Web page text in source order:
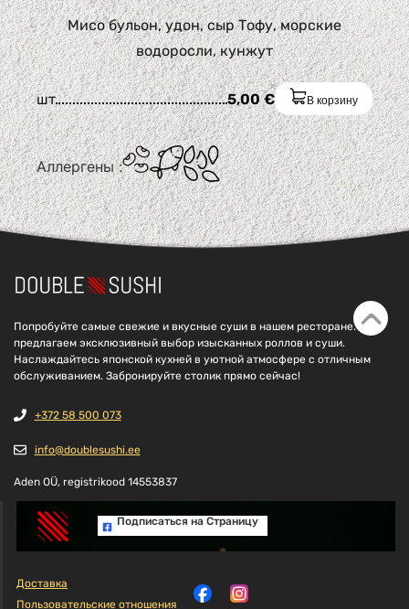
Мисо бульон, удон, сыр Тофу, морские
водоросли, кунжут
шт 5,00€ В корзину
Аллергены :
Попробуйте самые свежие и вкусные суши в нашем ресторане. Мы
предлагаем эксклюзивный выбор изысканных роллов и суши.
Наслаждайтесь японской кухней в уютной атмосфере с отличным
обслуживанием. Забронируйте столик прямо сейчас!
+372 58 500 073
info@doublesushi.ee
Aden OÜ, registrikood 14553837
Подписаться на Cтраницу
Доставка
Пользовательские отношения